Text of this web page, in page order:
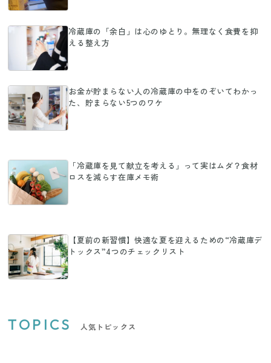
冷蔵庫の「余白」は心のゆとり。無理なく食費を抑
える整え方
お金が貯まらない人の冷蔵庫の中をのぞいてわかっ
た、貯まらない5つのワケ
「冷蔵庫を見て献立を考える」って実はムダ？食材
ロスを減らす在庫メモ術
【夏前の新習慣】快適な夏を迎えるための“冷蔵庫デ
トックス”4つのチェックリスト
TOPICS 人気トピックス